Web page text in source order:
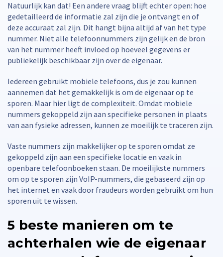
Natuurlijk kan dat! Een andere vraag blijft echter open: hoe
gedetailleerd de informatie zal zijn die je ontvangt en of
deze accuraat zal zijn. Dit hangt bijna altijd af van het type
nummer. Niet alle telefoonnummers zijn gelijk en de bron
van het nummer heeft invloed op hoeveel gegevens er
publiekelijk beschikbaar zijn over de eigenaar.
Iedereen gebruikt mobiele telefoons, dus je zou kunnen
aannemen dat het gemakkelijk is om de eigenaar op te
sporen. Maar hier ligt de complexiteit. Omdat mobiele
nummers gekoppeld zijn aan specifieke personen in plaats
van aan fysieke adressen, kunnen ze moeilijk te traceren zijn.
Vaste nummers zijn makkelijker op te sporen omdat ze
gekoppeld zijn aan een specifieke locatie en vaak in
openbare telefoonboeken staan. De moeilijkste nummers
om op te sporen zijn VoIP-nummers, die gebaseerd zijn op
het internet en vaak door fraudeurs worden gebruikt om hun
sporen uit te wissen.
5 beste manieren om te
achterhalen wie de eigenaar